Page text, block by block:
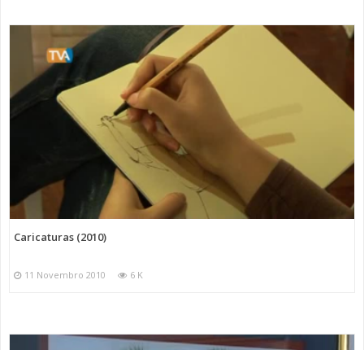
Caricaturas (2010)
11 Novembro 2010 6 K